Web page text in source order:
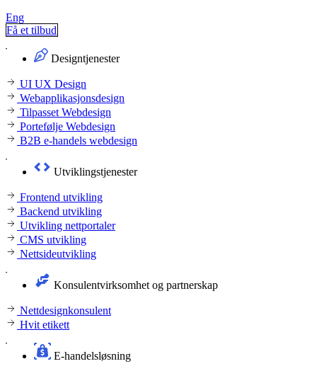
Eng
Få et tilbud
Designtjenester
UI UX Design
Webapplikasjonsdesign
Tilpasset Webdesign
Portefølje Webdesign
B2B e-handels webdesign
Utviklingstjenester
Frontend utvikling
Backend utvikling
Utvikling nettportaler
CMS utvikling
Nettsideutvikling
Konsulentvirksomhet og partnerskap
Nettdesignkonsulent
Hvit etikett
E-handelsløsning